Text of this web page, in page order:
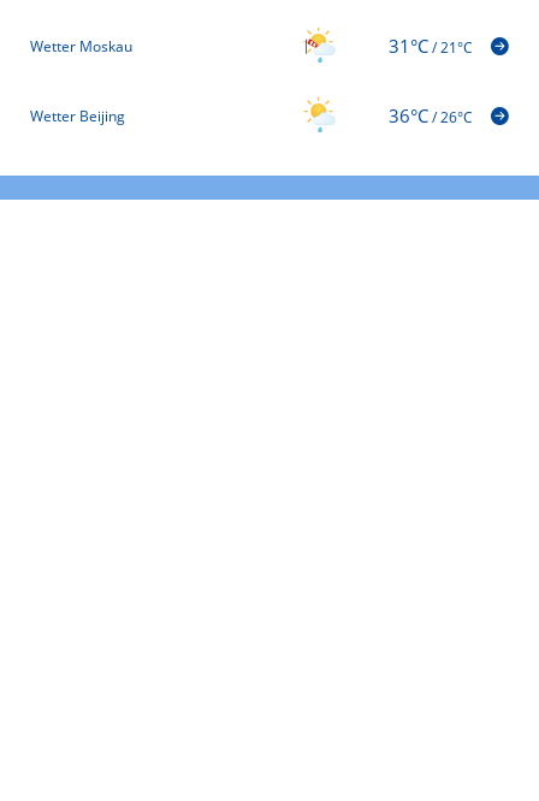
Wetter Moskau 31°C/21°C
Wetter Beijing 36°C/26°C